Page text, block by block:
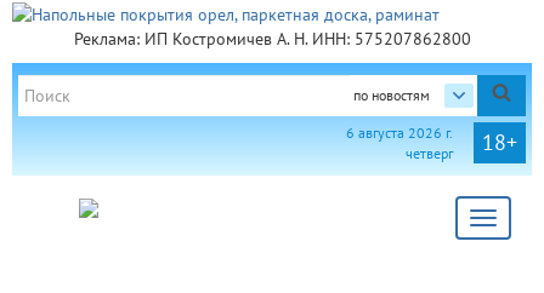
Реклама: ИП Костромичев А. Н. ИНН: 575207862800
по новостям
18+
6 августа 2026 г.
четверг
Toggle